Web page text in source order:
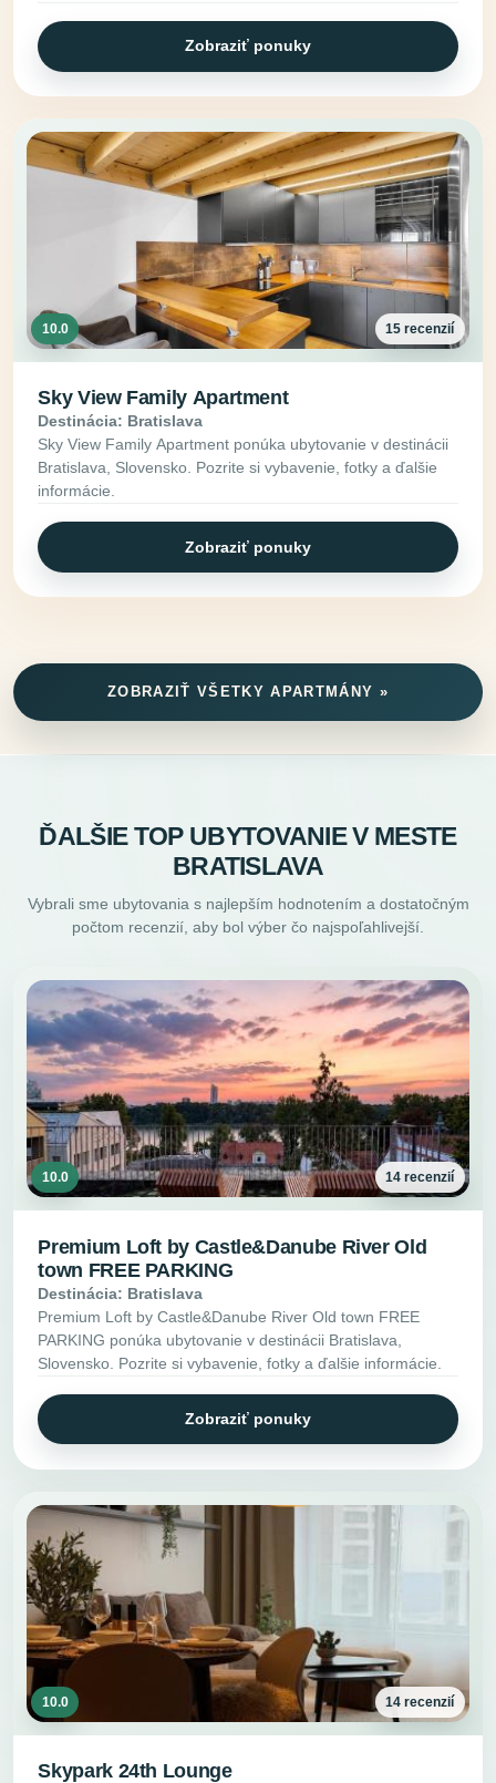
Zobraziť ponuky
10.0 15 recenzií
Sky View Family Apartment
Destinácia: Bratislava
Sky View Family Apartment ponúka ubytovanie v destinácii
Bratislava, Slovensko. Pozrite si vybavenie, fotky a ďalšie
informácie.
Zobraziť ponuky
ZOBRAZIŤ VŠETKY APARTMÁNY »
ĎALŠIE TOP UBYTOVANIE V MESTE
BRATISLAVA
Vybrali sme ubytovania s najlepším hodnotením a dostatočným
počtom recenzií, aby bol výber čo najspoľahlivejší.
10.0 14 recenzií
Premium Loft by Castle&Danube River Old
town FREE PARKING
Destinácia: Bratislava
Premium Loft by Castle&Danube River Old town FREE
PARKING ponúka ubytovanie v destinácii Bratislava,
Slovensko. Pozrite si vybavenie, fotky a ďalšie informácie.
Zobraziť ponuky
10.0 14 recenzií
Skypark 24th Lounge